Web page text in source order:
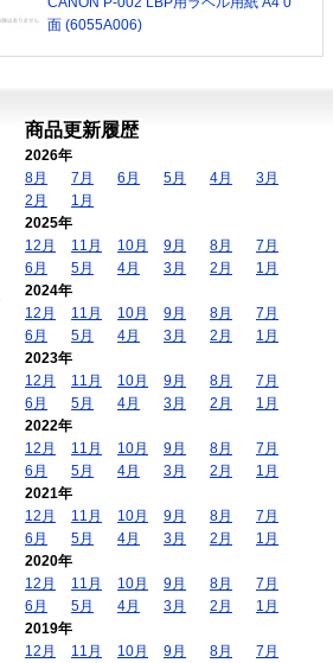
面 (6055A006)
商品更新履歴
2026年
8月
7月 6月 5月 4月
3月
2月
1月
2025年
12月
11月 10月 9月 8月
7月
6月
5月 4月 3月 2月
1月
2024年
12月
11月 10月 9月 8月
7月
6月
5月 4月 3月 2月
1月
2023年
12月
11月 10月 9月 8月
7月
6月
5月 4月 3月 2月
1月
2022年
12月
11月 10月 9月 8月
7月
6月
5月 4月 3月 2月
1月
2021年
12月
11月 10月 9月 8月
7月
6月
5月 4月 3月 2月
1月
2020年
12月
11月 10月 9月 8月
7月
6月
5月 4月 3月 2月
1月
2019年
12月
11月 10月 9月 8月
7月